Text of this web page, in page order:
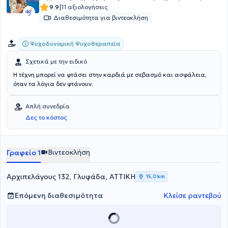
9.9|11 αξιολογήσεις
Διαθεσιμότητα για βιντεοκλήση
Ψυχοδυναμική Ψυχοθεραπεία
Σχετικά με την ειδικό
Η τέχνη μπορεί να φτάσει στην καρδιά με σεβασμό και ασφάλεια,
όταν τα λόγια δεν φτάνουν.
Απλή συνεδρία
Δες το κόστος
Γραφείο 1 Βιντεοκλήση
Αρχιπελάγους 132, Γλυφάδα, ΑΤΤΙΚΗ 15,0 km
Επόμενη διαθεσιμότητα Κλείσε ραντεβού